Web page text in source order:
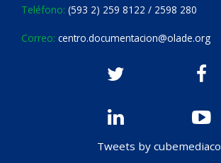
Teléfono: (593 2) 259 8122 / 2598 280
Correo: centro.documentacion@olade.org
Tweets by cubemediaco